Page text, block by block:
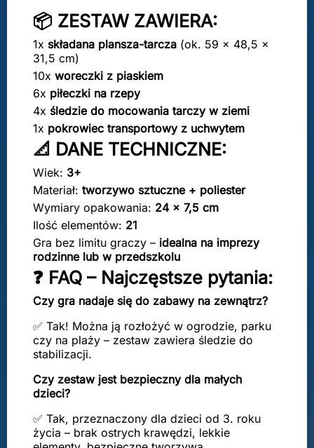
📦 ZESTAW ZAWIERA:
1x składana plansza-tarcza (ok. 59 × 48,5 ×
31,5 cm)
10x woreczki z piaskiem
6x piłeczki na rzepy
4x śledzie do mocowania tarczy w ziemi
1x pokrowiec transportowy z uchwytem
📐 DANE TECHNICZNE:
Wiek: 3+
Materiał: tworzywo sztuczne + poliester
Wymiary opakowania: 24 × 7,5 cm
Ilość elementów: 21
Gra bez limitu graczy – idealna na imprezy
rodzinne lub w przedszkolu
❓ FAQ – Najczęstsze pytania:
Czy gra nadaje się do zabawy na zewnątrz?
✅ Tak! Można ją rozłożyć w ogrodzie, parku
czy na plaży – zestaw zawiera śledzie do
stabilizacji.
Czy zestaw jest bezpieczny dla małych
dzieci?
✅ Tak, przeznaczony dla dzieci od 3. roku
życia – brak ostrych krawędzi, lekkie